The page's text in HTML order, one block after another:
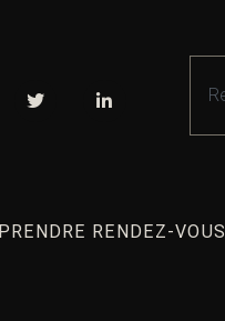
PRENDRE RENDEZ-VOUS